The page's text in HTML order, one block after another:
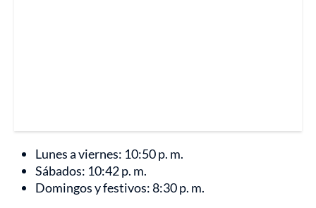
Lunes a viernes: 10:50 p. m.
Sábados: 10:42 p. m.
Domingos y festivos: 8:30 p. m.